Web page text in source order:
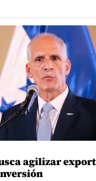
agilizar